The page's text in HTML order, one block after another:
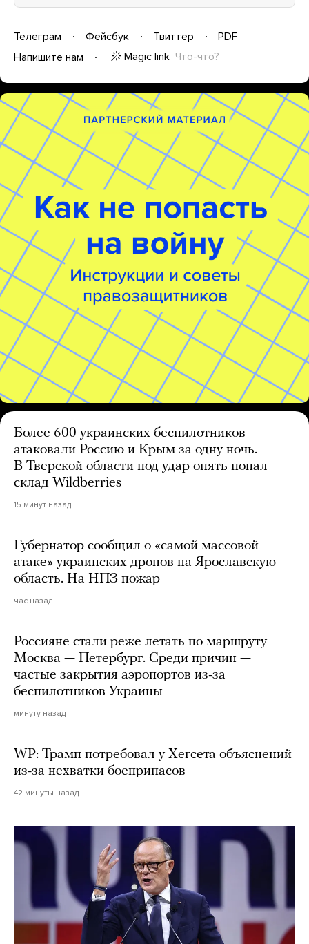
Телеграм Фейсбук Твиттер
PDF
Напишите нам
Magic link Что-что?
Более 600 украинских беспилотников
атаковали Россию и Крым за одну ночь.
В Тверской области под удар опять попал
склад Wildberries
15 минут назад
Губернатор сообщил о «самой массовой
атаке» украинских дронов на Ярославскую
область. На НПЗ пожар
час назад
Россияне стали реже летать по маршруту
Москва — Петербург. Среди причин —
частые закрытия аэропортов из-за
беспилотников Украины
минуту назад
WP: Трамп потребовал у Хегсета объяснений
из-за нехватки боеприпасов
42 минуты назад